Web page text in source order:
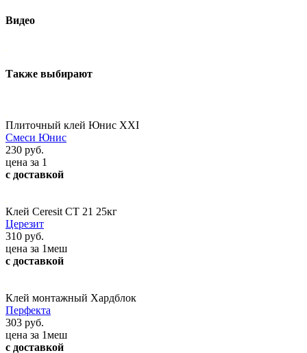
Видео
Также выбирают
Плиточный клей Юнис XXI
Смеси Юнис
230 руб.
цена за 1
с доставкой
Клей Ceresit СТ 21 25кг
Церезит
310 руб.
цена за 1меш
с доставкой
Клей монтажный Хардблок
Перфекта
303 руб.
цена за 1меш
с доставкой